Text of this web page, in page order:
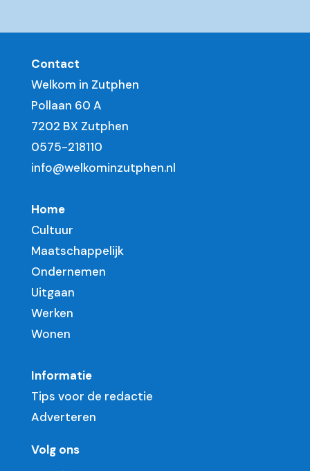
Contact
Welkom in Zutphen
Pollaan 60 A
7202 BX Zutphen
0575-218110
info@welkominzutphen.nl
Home
Cultuur
Maatschappelijk
Ondernemen
Uitgaan
Werken
Wonen
Informatie
Tips voor de redactie
Adverteren
Volg ons